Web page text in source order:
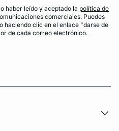
haber leído y aceptado la política de
comerciales. Puedes
haciendo clic en el enlace "darse de
de cada correo electrónico.